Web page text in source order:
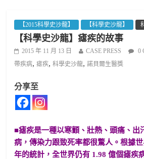
【2015科學史沙龍】 【科學史沙龍】
【科學史沙龍】瘧疾的故事
2015 年 11 月 13 日 CASE PRESS 0
帶疾病,瘧疾,科學史沙龍,諾貝爾生醫獎
分享至
■瘧疾是一種以寒顫、壯熱、頭痛、出
病，傳染力跟致死率都很驚人。根據
年的統計，全世界仍有 1.98 億個瘧疾